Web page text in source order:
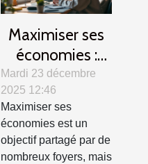
Maximiser ses
économies :
quelle stratégie
adopter ?
Mardi 23 décembre
2025 12:46
Maximiser ses
économies est un
objectif partagé par de
nombreux foyers, mais